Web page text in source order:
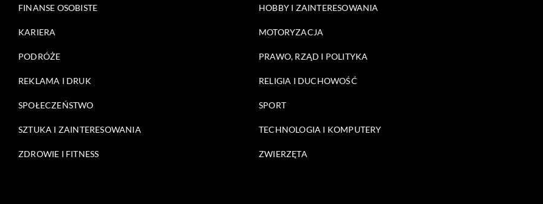
FINANSE OSOBISTE HOBBY I ZAINTERESOWANIA
KARIERA MOTORYZACJA
PODRÓŻE PRAWO, RZĄD I POLITYKA
REKLAMA I DRUK RELIGIA I DUCHOWOŚĆ
SPOŁECZEŃSTWO SPORT
SZTUKA I ZAINTERESOWANIA TECHNOLOGIA I KOMPUTERY
ZDROWIE I FITNESS ZWIERZĘTA